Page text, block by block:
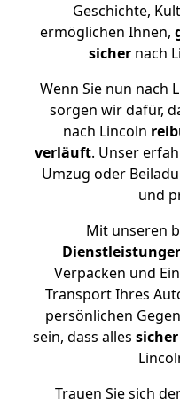
Geschichte,
ermöglichen Ihnen,
sicher nach
Wenn Sie nun nach
sorgen wir dafür,
nach Lincoln
verläuft. Unser
Umzug oder
und
Mit unseren
Verpacken und
Transport Ihres
persönlichen
sein, dass alles
Trauen Sie sich